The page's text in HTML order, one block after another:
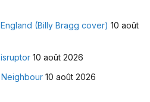
(Billy Bragg cover) 10 août
10 août 2026
Neighbour 10 août 2026